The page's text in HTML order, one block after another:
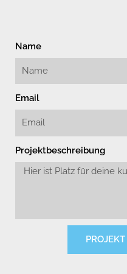
Name
Email
Projektbeschreibung